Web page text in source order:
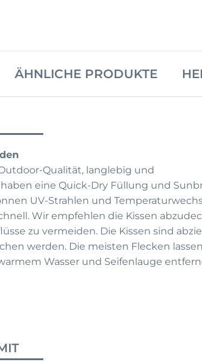
ÄHNLICHE PRODUKTE
Qualität, langlebig und
eine Quick-Dry Füllung und
UV-Strahlen und
Wir empfehlen die Kissen
zu vermeiden. Die Kissen sind
werden. Die meisten Flecken
Wasser und Seifenlauge